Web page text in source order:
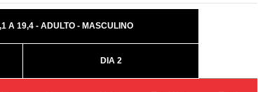
A 19,4 - ADULTO - MASCULINO
DIA 2